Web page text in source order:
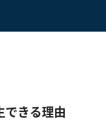
きる理由